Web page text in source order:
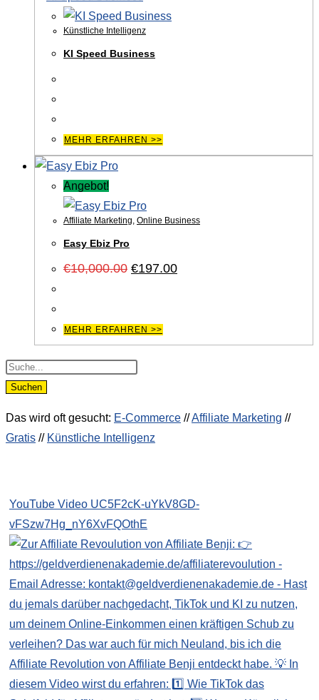
Künstliche Intelligenz
KI Speed Business
MEHR ERFAHREN >>
Angebot!
Affiliate Marketing, Online Business
Easy Ebiz Pro
€10,000.00 Ursprünglicher
Preis
€197.00Aktueller
Preis
MEHR ERFAHREN >>
Products
search
Suchen
Das wird oft gesucht: E-Commerce //Affiliate Marketing //
Gratis // Künstliche Intelligenz
YouTube Video UC5F2cK-uYkV8GD-
vFSzw7Hg_nY6XvFQOthE